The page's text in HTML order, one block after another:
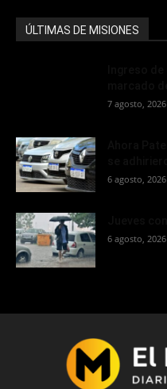
ÚLTIMAS DE MISIONES
7 agosto, 2026
6 agosto, 2026
6 agosto, 2026